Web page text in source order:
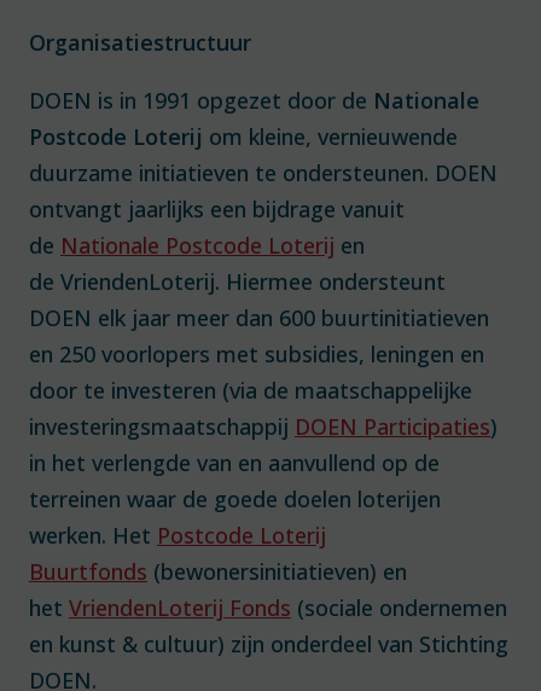
Organisatiestructuur
DOEN is in 1991 opgezet door de Nationale
Postcode Loterij om kleine, vernieuwende
duurzame initiatieven te ondersteunen. DOEN
ontvangt jaarlijks een bijdrage vanuit
de Nationale Postcode Loterij en
de VriendenLoterij. Hiermee ondersteunt
DOEN elk jaar meer dan 600 buurtinitiatieven
en 250 voorlopers met subsidies, leningen en
door te investeren (via de maatschappelijke
investeringsmaatschappij DOEN Participaties)
in het verlengde van en aanvullend op de
terreinen waar de goede doelen loterijen
werken. Het Postcode Loterij
Buurtfonds (bewonersinitiatieven) en
het VriendenLoterij Fonds (sociale ondernemen
en kunst & cultuur) zijn onderdeel van Stichting
DOEN.